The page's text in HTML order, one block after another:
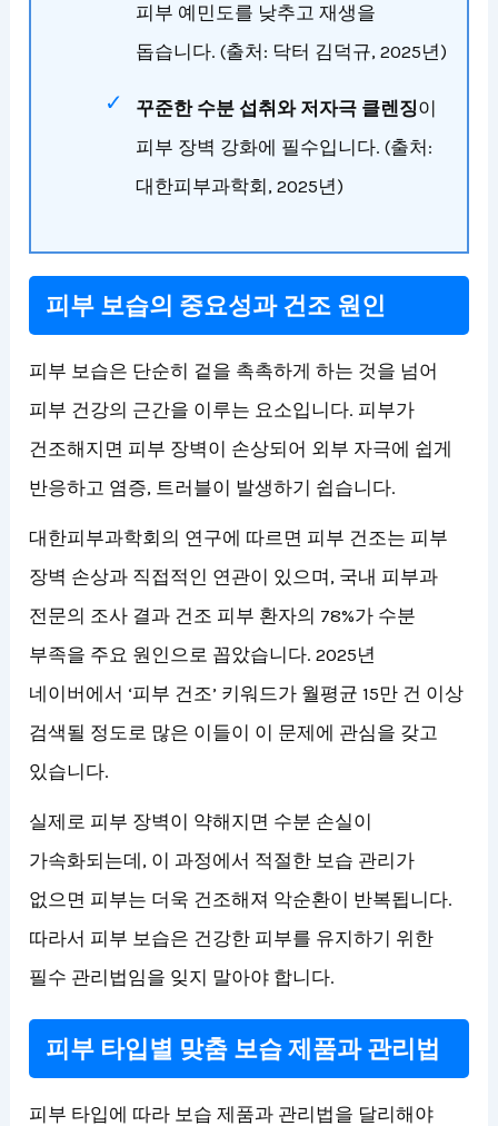
피부 예민도를 낮추고 재생을
돕습니다. (출처: 닥터 김덕규, 2025년)
꾸준한 수분 섭취와 저자극 클렌징이
피부 장벽 강화에 필수입니다. (출처:
대한피부과학회, 2025년)
피부 보습의 중요성과 건조 원인
피부 보습은 단순히 겉을 촉촉하게 하는 것을 넘어
피부 건강의 근간을 이루는 요소입니다. 피부가
건조해지면 피부 장벽이 손상되어 외부 자극에 쉽게
반응하고 염증, 트러블이 발생하기 쉽습니다.
대한피부과학회의 연구에 따르면 피부 건조는 피부
장벽 손상과 직접적인 연관이 있으며, 국내 피부과
전문의 조사 결과 건조 피부 환자의 78%가 수분
부족을 주요 원인으로 꼽았습니다. 2025년
네이버에서 ‘피부 건조’ 키워드가 월평균 15만 건 이상
검색될 정도로 많은 이들이 이 문제에 관심을 갖고
있습니다.
실제로 피부 장벽이 약해지면 수분 손실이
가속화되는데, 이 과정에서 적절한 보습 관리가
없으면 피부는 더욱 건조해져 악순환이 반복됩니다.
따라서 피부 보습은 건강한 피부를 유지하기 위한
필수 관리법임을 잊지 말아야 합니다.
피부 타입별 맞춤 보습 제품과 관리법
피부 타입에 따라 보습 제품과 관리법을 달리해야